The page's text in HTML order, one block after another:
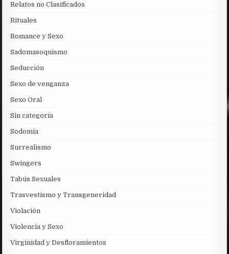
Relatos no Clasificados
Rituales
Romance y Sexo
Sadomasoquismo
Seducción
Sexo de venganza
Sexo Oral
Sin categoría
Sodomia
Surrealismo
Swingers
Tabús Sexuales
Trasvestismo y Transgeneridad
Violación
Violencia y Sexo
Virginidad y Desfloramientos